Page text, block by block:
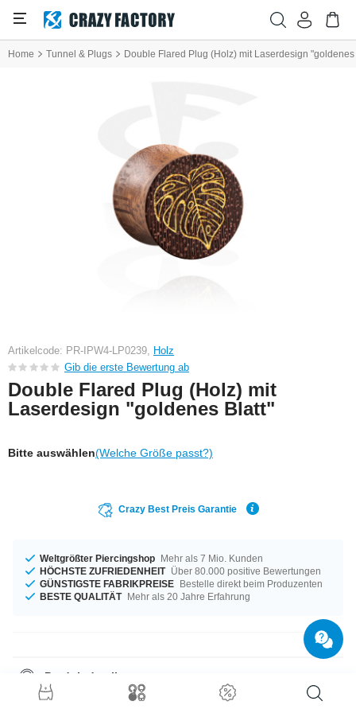
Home Tunnel & Plugs Double Flared Plug (Holz) mit Laserdesign "goldenes
Artikelcode: PR-IPW4-LP0239, Holz
Gib die erste Bewertung ab
Double Flared Plug (Holz) mit
Laserdesign "goldenes Blatt"
Bitte auswählen(Welche Größe passt?)
Crazy Best Preis Garantie
Weltgrößter Piercingshop Mehr als 7 Mio. Kunden
HÖCHSTE ZUFRIEDENHEIT Über 80.000 positive Bewertungen
GÜNSTIGSTE FABRIKPREISE Bestelle direkt beim Produzenten
BESTE QUALITÄT Mehr als 20 Jahre Erfahrung
Produktdetails
Für alle Gelegenheiten - erhältlich von 9 mm bis 30 mm Durchmesser.